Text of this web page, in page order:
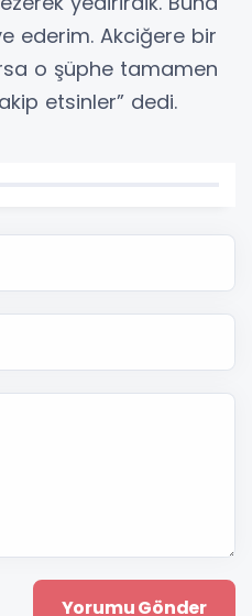
ederim. Akciğere bir
o şüphe tamamen
etsinler” dedi.